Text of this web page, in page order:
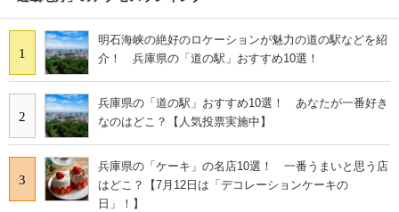
1
明石海峡の絶好のロケーションが魅力の道の駅などを紹
介！ 兵庫県の「道の駅」おすすめ10選！
2
兵庫県の「道の駅」おすすめ10選！ あなたが一番好き
なのはどこ？【人気投票実施中】
3
兵庫県の「ケーキ」の名店10選！ 一番うまいと思う店
はどこ？【7月12日は「デコレーションケーキの
日」！】